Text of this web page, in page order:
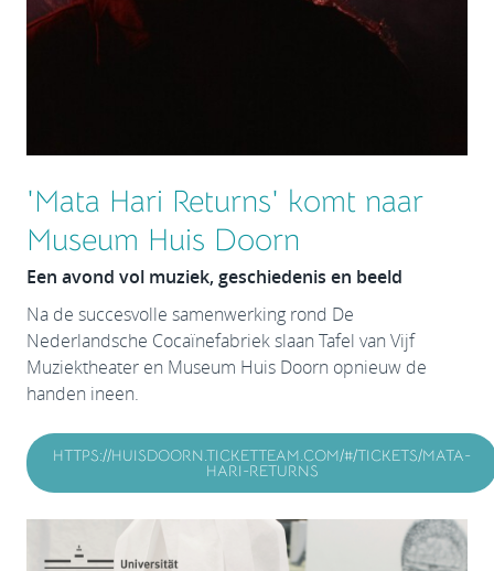
'Mata Hari Returns' komt naar
Museum Huis Doorn
Een avond vol muziek, geschiedenis en beeld
Na de succesvolle samenwerking rond De
Nederlandsche Cocaïnefabriek slaan Tafel van Vijf
Muziektheater en Museum Huis Doorn opnieuw de
handen ineen.
HTTPS://HUISDOORN.TICKETTEAM.COM/#/TICKETS/MATA-
HARI-RETURNS